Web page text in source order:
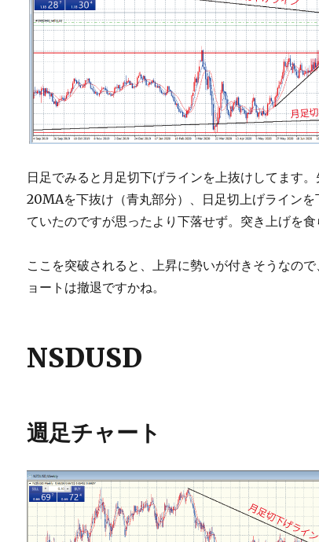
日足でみると月足切下げラインを上抜けしてます
20MAを下抜け（青丸部分）、日足切上げライン
ていたのですが思ったより下落せず。突き上げを食
ここを突破されると、上昇に勢いが付きそうなの
ョートは撤退ですかね。
NSDUSD
週足チャート